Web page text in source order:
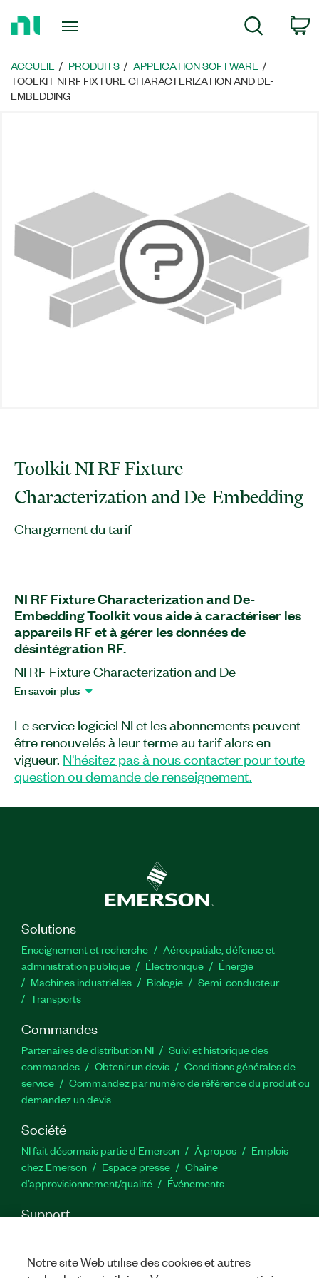
page
d’accueil
ACCUEIL PRODUITS
APPLICATION SOFTWARE
TOOLKIT NI RF FIXTURE CHARACTERIZATION AND DE-
EMBEDDING
Toolkit NI RF Fixture
Characterization and De-Embedding
Chargement du tarif
NI RF Fixture Characterization and De-
Embedding Toolkit vous aide à caractériser les
appareils RF et à gérer les données de
désintégration RF.
NI RF Fixture Characterization and De-
Embedding Toolkit est un ensemble d'outils qui
gestion des données de désintégration RF.
Numéro(s) de référence :790773-35WP | 790772-35 |
790771-35WP | 790772-35WP | 790773-35 |
En savoir plus
Le service logiciel NI et les abonnements peuvent
être renouvelés à leur terme au tarif alors en
vigueur. N'hésitez pas à nous contacter pour toute
question ou demande de renseignement.
Solutions
Enseignement et recherche
Aérospatiale, défense et
administration publique
Électronique
Énergie​
Machines industrielles
Biologie
Semi-conducteur
Transports
Commandes
Partenaires de distribution NI
Suivi et historique des
commandes
Obtenir un devis
Conditions générales de
service
Commandez par numéro de référence du produit ou
demandez un devis
Société
NI fait désormais partie d'Emerson À propos
Emplois
chez Emerson
Espace presse
Chaîne
d’approvisionnement/qualité
Événements
Support
service
Commentaires sur le site
Notre site Web utilise des cookies et autres